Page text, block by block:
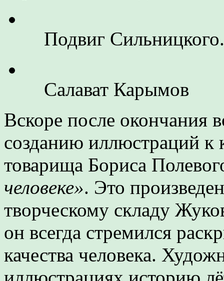
Подвиг Сильницкого.
Салават Карымов
Вскоре после окончания
созданию иллюстраций к
товарища Бориса
человеке». Это
творческому складу
он всегда стремился
качества человека.